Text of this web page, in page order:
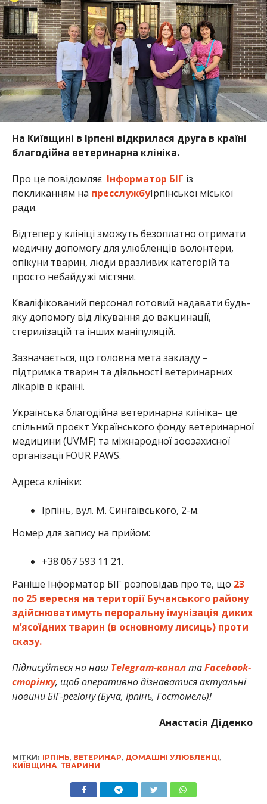
На Київщині в Ірпені відкрилася друга в країні
благодійна ветеринарна клініка.
Про це повідомляє Інформатор БІГ із
покликанням на пресслужбуІрпінської міської
ради.
Відтепер у клініці зможуть безоплатно отримати
медичну допомогу для улюбленців волонтери,
опікуни тварин, люди вразливих категорій та
просто небайдужі містяни.
Кваліфікований персонал готовий надавати будь-
яку допомогу від лікування до вакцинації,
стерилізацій та інших маніпуляцій.
Зазначається, що головна мета закладу –
підтримка тварин та діяльності ветеринарних
лікарів в країні.
Українська благодійна ветеринарна клініка– це
спільний проєкт Українського фонду ветеринарної
медицини (UVMF) та міжнародної зоозахисної
організації FOUR PAWS.
Адреса клініки:
Ірпінь, вул. М. Сингаївського, 2-м.
Номер для запису на прийом:
+38 067 593 11 21.
Раніше Інформатор БІГ розповідав про те, що 23
по 25 вересня на території Бучанського району
здійснюватимуть пероральну імунізація диких
м’ясоїдних тварин (в основному лисиць) проти
сказу.
Підписуйтеся на наш Telegram-канал таFacebook-
сторінку, щоб оперативно дізнаватися актуальні
новини БІГ-регіону (Буча, Ірпінь, Гостомель)!
Анастасія Діденко
МІТКИ: ІРПІНЬ ВЕТЕРИНАР ДОМАШНІ УЛЮБЛЕНЦІ
КИЇВЩИНА ТВАРИНИ